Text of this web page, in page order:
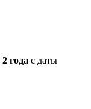
2 года с даты